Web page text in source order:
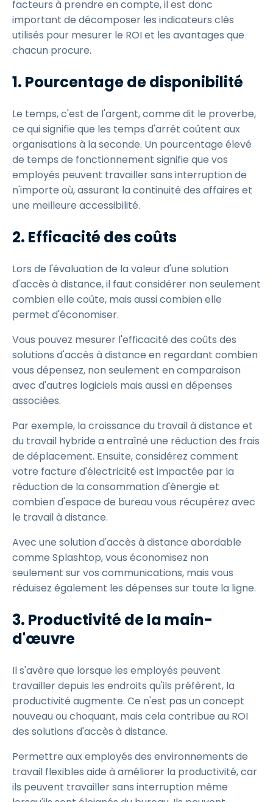
facteurs à prendre en compte, il est donc
important de décomposer les indicateurs clés
utilisés pour mesurer le ROI et les avantages que
chacun procure.
1. Pourcentage de disponibilité
Le temps, c'est de l'argent, comme dit le proverbe,
ce qui signifie que les temps d'arrêt coûtent aux
organisations à la seconde. Un pourcentage élevé
de temps de fonctionnement signifie que vos
employés peuvent travailler sans interruption de
n'importe où, assurant la continuité des affaires et
une meilleure accessibilité.
2. Efficacité des coûts
Lors de l'évaluation de la valeur d'une solution
d'accès à distance, il faut considérer non seulement
combien elle coûte, mais aussi combien elle
permet d'économiser.
Vous pouvez mesurer l'efficacité des coûts des
solutions d'accès à distance en regardant combien
vous dépensez, non seulement en comparaison
avec d'autres logiciels mais aussi en dépenses
associées.
Par exemple, la croissance du travail à distance et
du travail hybride a entraîné une réduction des frais
de déplacement. Ensuite, considérez comment
votre facture d'électricité est impactée par la
réduction de la consommation d'énergie et
combien d'espace de bureau vous récupérez avec
le travail à distance.
Avec une solution d'accès à distance abordable
comme Splashtop, vous économisez non
seulement sur vos communications, mais vous
réduisez également les dépenses sur toute la ligne.
3. Productivité de la main-
d'œuvre
Il s'avère que lorsque les employés peuvent
travailler depuis les endroits qu'ils préfèrent, la
productivité augmente. Ce n'est pas un concept
nouveau ou choquant, mais cela contribue au ROI
des solutions d'accès à distance.
Permettre aux employés des environnements de
travail flexibles aide à améliorer la productivité, car
ils peuvent travailler sans interruption même